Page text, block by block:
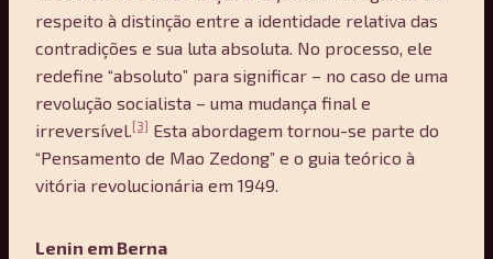
respeito à distinção entre a identidade relativa das
contradições e sua luta absoluta. No processo, ele
redefine “absoluto” para significar – no caso de uma
revolução socialista – uma mudança final e
irreversível. [3] Esta abordagem tornou-se parte do
“Pensamento de Mao Zedong” e o guia teórico à
vitória revolucionária em 1949.
Lenin em Berna